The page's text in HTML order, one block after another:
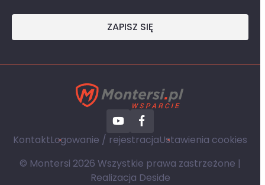
ZAPISZ SIĘ
KontaktLogowanie / rejestracjaUstawienia cookies
© Montersi 2026 Wszystkie prawa zastrzeżone |
Realizacja Deside